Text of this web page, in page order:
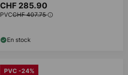
CHF 285.90
PVCCHF 407.75
En stock
PVC -24%